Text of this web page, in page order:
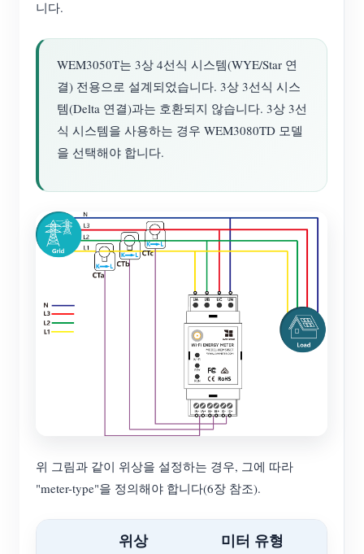
니다.
WEM3050T는 3상 4선식 시스템(WYE/Star 연
결) 전용으로 설계되었습니다. 3상 3선식 시스
템(Delta 연결)과는 호환되지 않습니다. 3상 3선
식 시스템을 사용하는 경우 WEM3080TD 모델
을 선택해야 합니다.
위 그림과 같이 위상을 설정하는 경우, 그에 따라
"meter-type"을 정의해야 합니다(6장 참조).
위상 미터 유형